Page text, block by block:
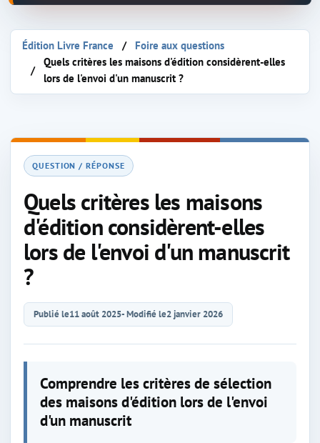
Édition Livre France
Foire aux questions
Quels critères les maisons d'édition considèrent-elles
lors de l'envoi d'un manuscrit ?
QUESTION / RÉPONSE
Quels critères les maisons
d'édition considèrent-elles
lors de l'envoi d'un manuscrit
?
Publié le11 août 2025- Modifié le2 janvier 2026
Comprendre les critères de sélection
des maisons d'édition lors de l'envoi
d'un manuscrit